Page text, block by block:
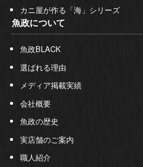
カニ屋が作る「海」シリーズ
魚政について
魚政BLACK
選ばれる理由
メディア掲載実績
会社概要
魚政の歴史
実店舗のご案内
職人紹介